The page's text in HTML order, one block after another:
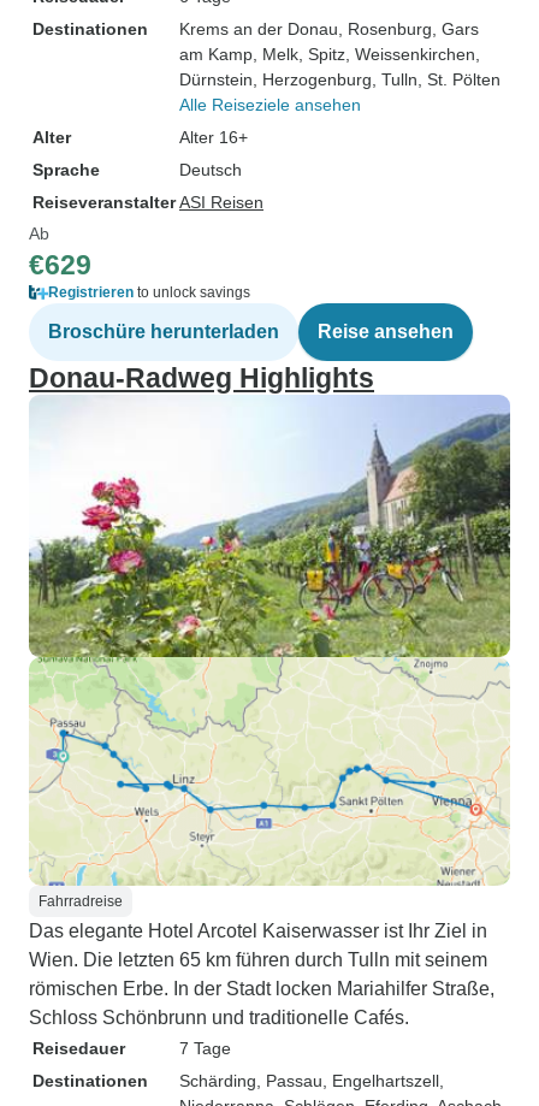
Destinationen
Krems an der Donau , Rosenburg , Gars
am Kamp , Melk , Spitz , Weissenkirchen
Dürnstein , Herzogenburg , Tulln , St. Pölten
Alle Reiseziele ansehen
Alter
Alter 16+
Sprache
Deutsch
ReiseveranstalterASI Reisen
Ab
€629
Registrieren to unlock savings
Broschüre herunterladen Reise ansehen
Donau-Radweg Highlights
Fahrradreise
Das elegante Hotel Arcotel Kaiserwasser ist Ihr Ziel in
Wien. Die letzten 65 km führen durch Tulln mit seinem
römischen Erbe. In der Stadt locken Mariahilfer Straße,
Schloss Schönbrunn und traditionelle Cafés.
Reisedauer
7 Tage
Destinationen
Schärding , Passau , Engelhartszell